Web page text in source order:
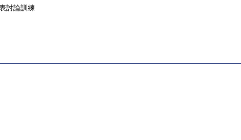
討論訓練